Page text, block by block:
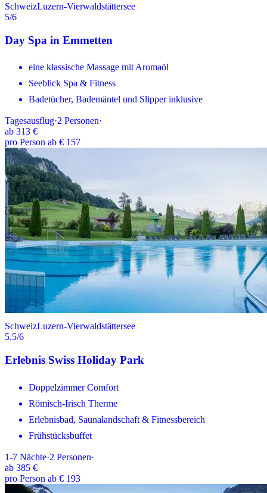
SchweizLuzern-Vierwaldstättersee
5/6
Day Spa in Emmetten
eine klassische Massage mit Aromaöl
Seeblick Spa & Fitness
Badetücher, Bademäntel und Slipper inklusive
Tagesausflug·2 Personen·
ab 313 €
pro Person ab € 157
SchweizLuzern-Vierwaldstättersee
5.5/6
Erlebnis Swiss Holiday Park
Doppelzimmer Comfort
Römisch-Irisch Therme
Erlebnisbad, Saunalandschaft & Fitnessbereich
Frühstücksbuffet
1-7 Nächte·2 Personen·
ab 385 €
pro Person ab € 193